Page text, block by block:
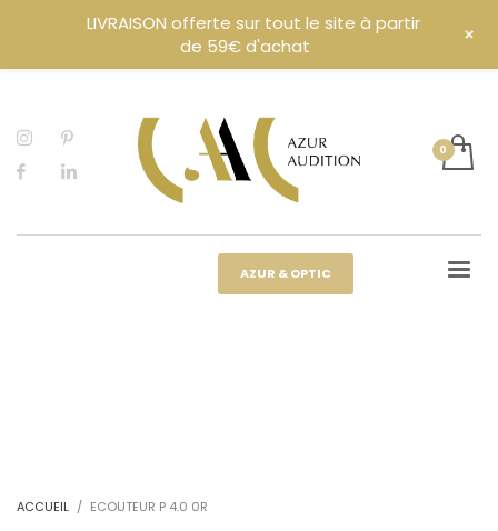
AZUR & OPTIC
ACCUEIL ECOUTEUR P 4.0 0R
LIVRAISON offerte sur tout le site à partir
de 59€ d'achat
+